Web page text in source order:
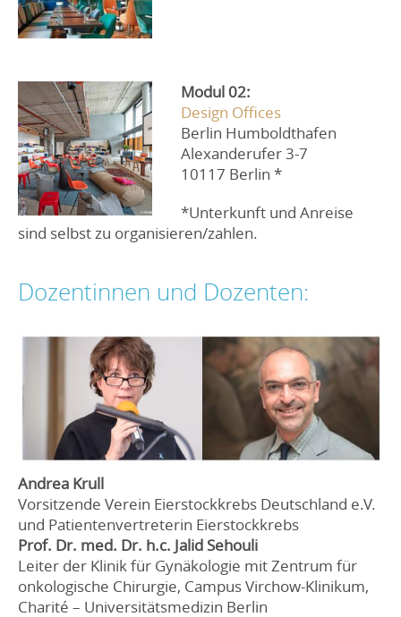
Modul 02:
Design Offices
Berlin Humboldthafen
Alexanderufer 3-7
10117 Berlin *
*Unterkunft und Anreise
sind selbst zu organisieren/zahlen.
Dozentinnen und Dozenten:
Andrea Krull
Vorsitzende Verein Eierstockkrebs Deutschland e.V.
und Patientenvertreterin Eierstockkrebs
Prof. Dr. med. Dr. h.c. Jalid Sehouli
Leiter der Klinik für Gynäkologie mit Zentrum für
onkologische Chirurgie, Campus Virchow-Klinikum,
Charité – Universitätsmedizin Berlin